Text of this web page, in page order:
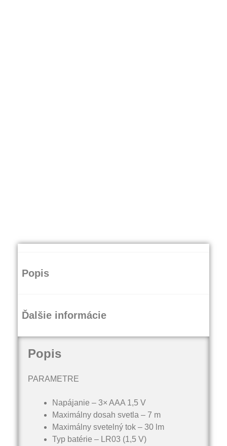
Popis
Ďalšie informácie
Popis
PARAMETRE
Napájanie – 3× AAA 1,5 V
Maximálny dosah svetla – 7 m
Maximálny svetelný tok – 30 lm
Typ batérie – LR03 (1,5 V)